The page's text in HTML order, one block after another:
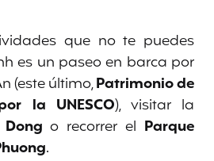
que no te puedes
es un paseo en barca por
(este último,Patrimonio de
la UNESCO), visitar la
o recorrer el Parque
.